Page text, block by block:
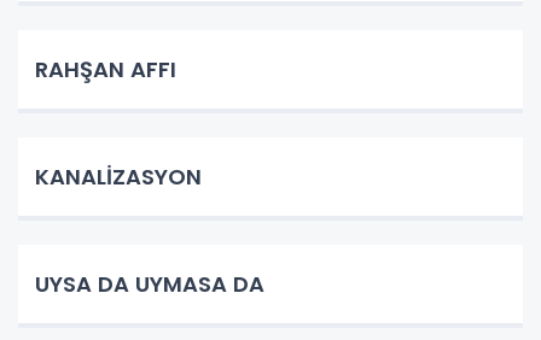
RAHŞAN AFFI
KANALİZASYON
UYSA DA UYMASA DA